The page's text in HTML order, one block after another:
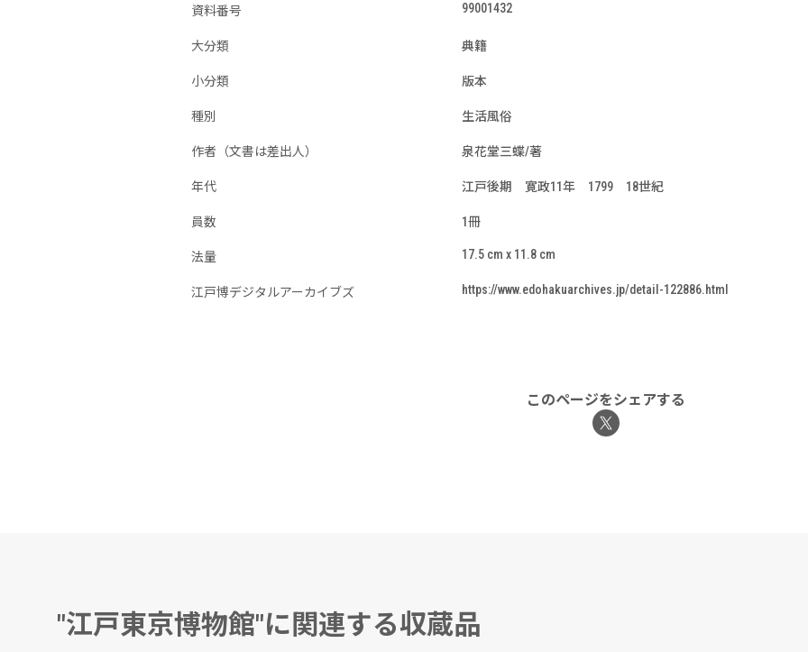
資料番号 99001432
大分類 典籍
小分類 版本
種別 生活風俗
作者（文書は差出人） 泉花堂三蝶/著
年代 江戸後期 寛政11年 1799 18世紀
員数 1冊
法量 17.5 cm x 11.8 cm
江戸博デジタルアーカイブズ https://www.edohakuarchives.jp/detail-122886.html
このページをシェアする
"江戸東京博物館"に関連する収蔵品